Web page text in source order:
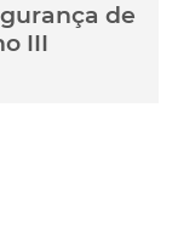
de
III